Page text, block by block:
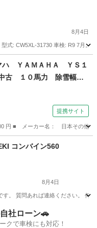
8月4日
: CW5XL-31730 車検: R9 7月。
ハ ＹＡＭＡＨＡ ＹＳ１
古 １０馬力 除雪幅７
７Ｌ セルスターター
ルオーバーホール （な
提携サイト
円 ■ メーカー名： 日本その
コンバイン560
8月4日
。 質問あれば連絡ください。 何
社ローン🚗
クで車検にも対応！